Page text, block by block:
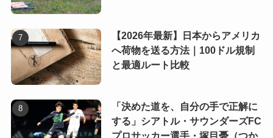
【2026年最新】日本からアメリカ
へ荷物を送る方法｜100ドル規制
と最適ルート比較
「決めた道を、自分の手で正解に
する」シアトル・サウンダーズFC
プロサッカー選手・塚目憂（つか